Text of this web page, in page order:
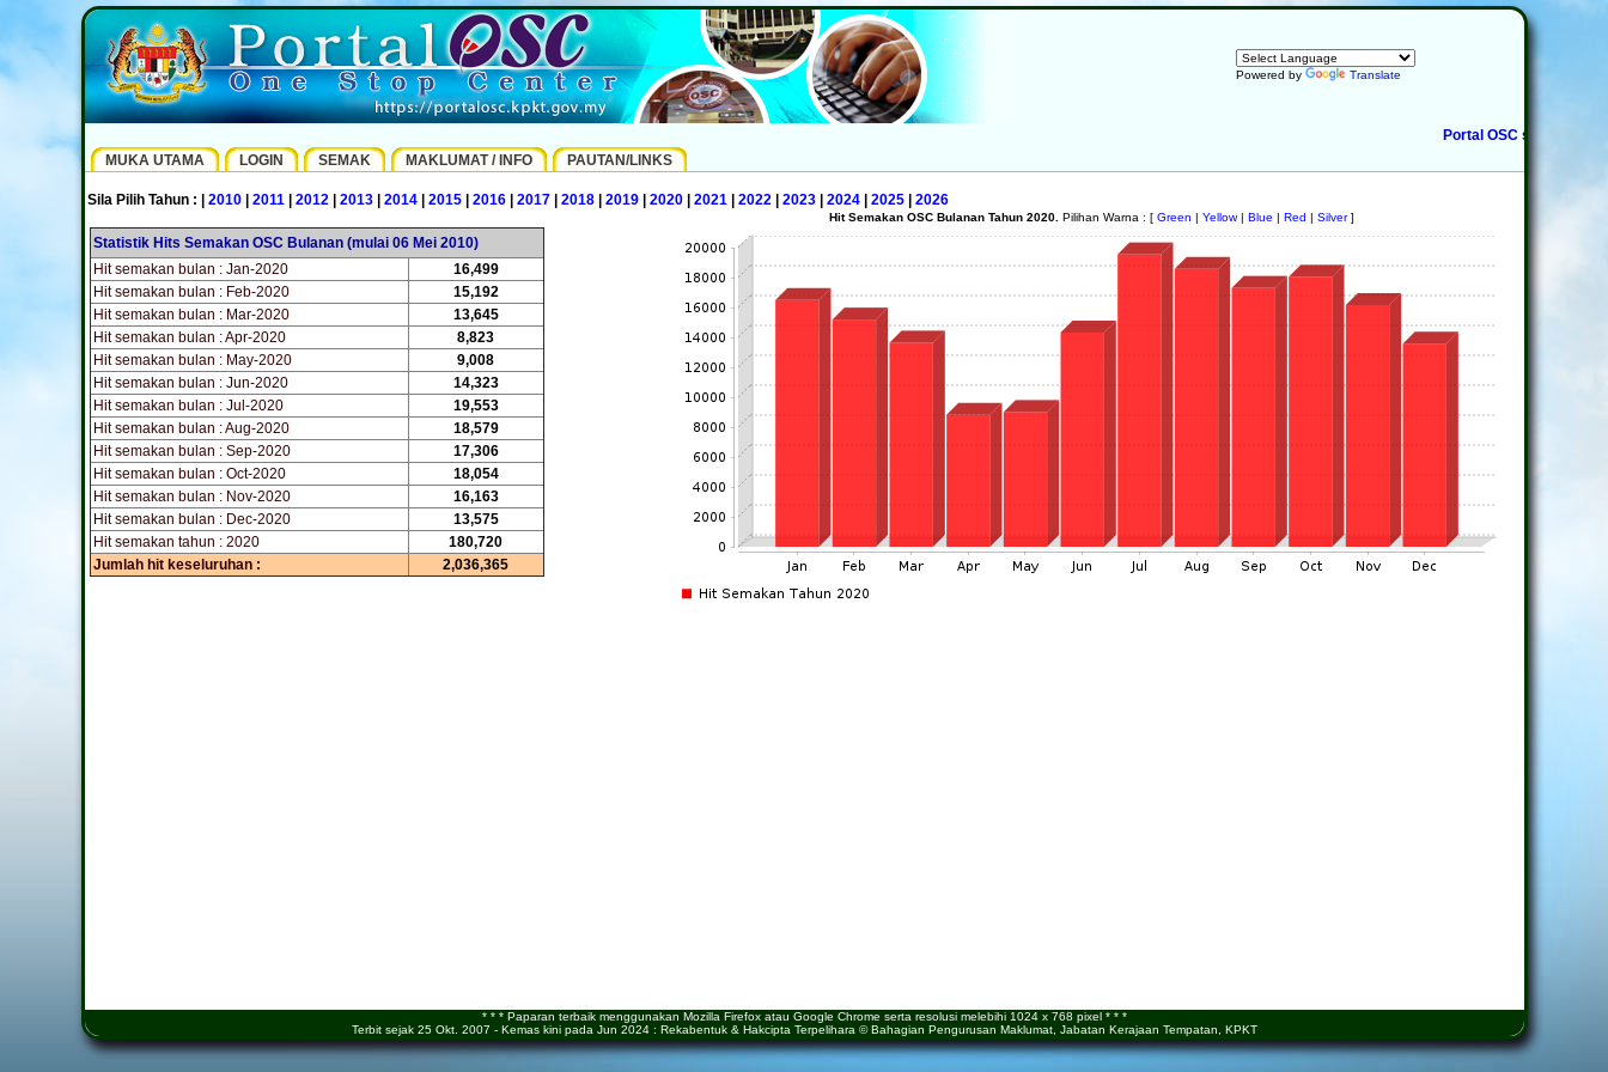
Powered by Translate
Portal OSC sedang
MUKA UTAMA
LOGIN SEMAK MAKLUMAT / INFO PAUTAN/LINKS
Sila Pilih Tahun : | 2010| 2011| 2012| 2013| 2014| 2015| 2016| 2017| 2018| 2019| 2020| 2021| 2022| 2023| 2024| 2025| 2026
Statistik Hits Semakan OSC Bulanan (mulai 06 Mei 2010)
Hit semakan bulan : Jan-2020
16,499
Hit semakan bulan : Feb-2020
15,192
Hit semakan bulan : Mar-2020
13,645
Hit semakan bulan : Apr-2020
8,823
Hit semakan bulan : May-2020
9,008
Hit semakan bulan : Jun-2020
14,323
Hit semakan bulan : Jul-2020
19,553
Hit semakan bulan : Aug-2020
18,579
Hit semakan bulan : Sep-2020
17,306
Hit semakan bulan : Oct-2020
18,054
Hit semakan bulan : Nov-2020
16,163
Hit semakan bulan : Dec-2020
13,575
Hit semakan tahun : 2020
180,720
Jumlah hit keseluruhan :
2,036,365
Hit Semakan OSC Bulanan Tahun 2020. Pilihan Warna : [ Green | Yellow| Blue | Red | Silver]
* * * Paparan terbaik menggunakan Mozilla Firefox atau Google Chrome serta resolusi melebihi 1024 x 768 pixel * * *
Terbit sejak 25 Okt. 2007 - Kemas kini pada Jun 2024 : Rekabentuk & Hakcipta Terpelihara © Bahagian Pengurusan Maklumat, Jabatan Kerajaan Tempatan, KPKT